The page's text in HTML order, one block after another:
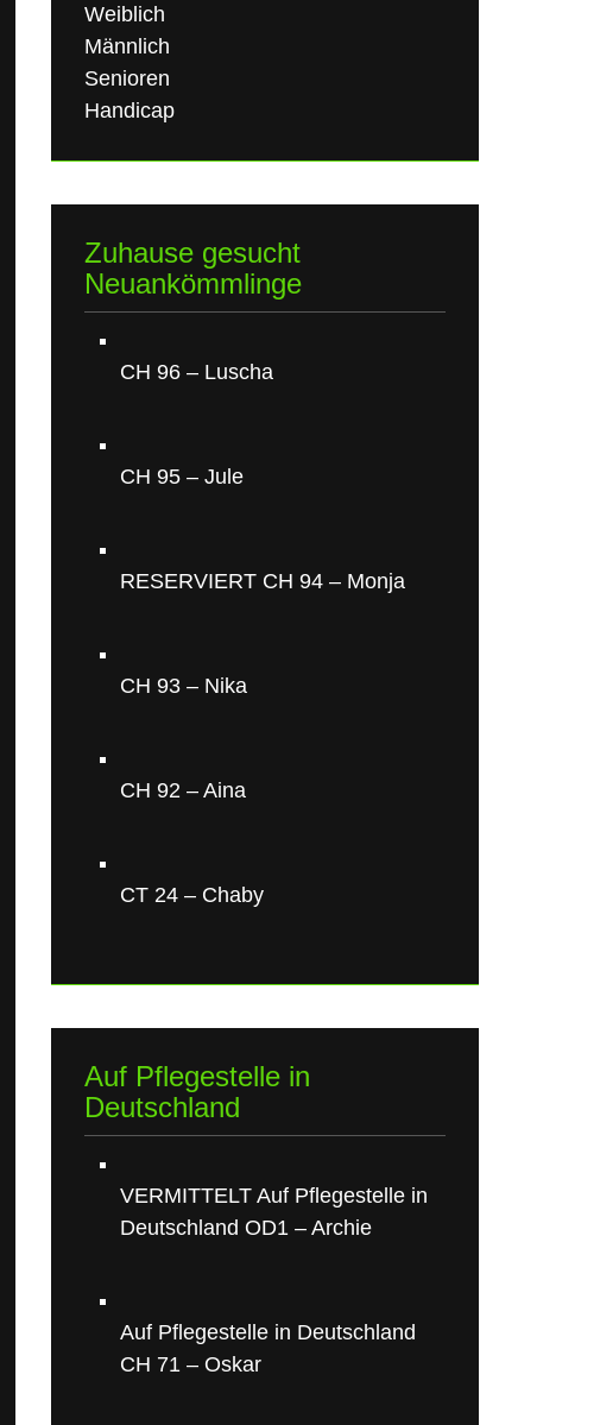
Weiblich
Männlich
Senioren
Handicap
Zuhause gesucht
Neuankömmlinge
CH 96 – Luscha
CH 95 – Jule
RESERVIERT CH 94 – Monja
CH 93 – Nika
CH 92 – Aina
CT 24 – Chaby
Auf Pflegestelle in
Deutschland
VERMITTELT Auf Pflegestelle in
Deutschland OD1 – Archie
Auf Pflegestelle in Deutschland
CH 71 – Oskar